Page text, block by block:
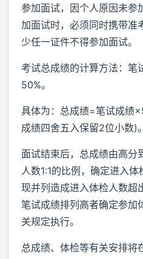
参加面试，因个人原因未参
加面试时，必须同时携带准
少任一证件不得参加面试。
考试总成绩的计算方法：笔
50%。
具体为：总成绩=笔试成绩
成绩四舍五入保留2位小数)。
面试结束后，总成绩由高分
人数1:1的比例，确定进入
现并列造成进入体检人数超
笔试成绩排列高者确定参加
关规定执行。
总成绩、体检等有关安排将